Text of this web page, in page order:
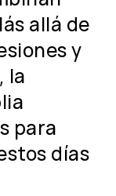
allá de
y
la
para
días